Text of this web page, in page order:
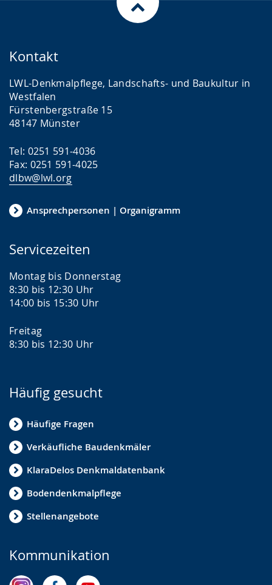
Kontakt
LWL-Denkmalpflege, Landschafts- und Baukultur in
Westfalen
Fürstenbergstraße 15
48147 Münster
Tel: 0251 591-4036
Fax: 0251 591-4025
dlbw@lwl.org
Ansprechpersonen | Organigramm
Servicezeiten
Montag bis Donnerstag
8:30 bis 12:30 Uhr
14:00 bis 15:30 Uhr
Freitag
8:30 bis 12:30 Uhr
Häufig gesucht
Häufige Fragen
Verkäufliche Baudenkmäler
KlaraDelos Denkmaldatenbank
Bodendenkmalpflege
Stellenangebote
Kommunikation